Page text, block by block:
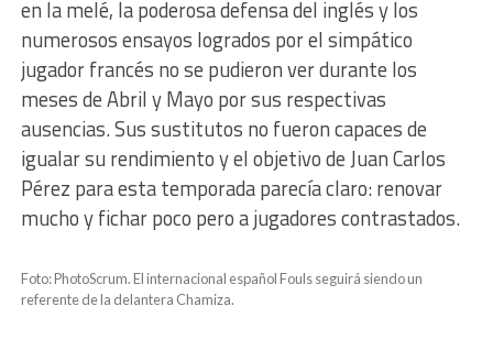
en la melé, la poderosa defensa del inglés y los
numerosos ensayos logrados por el simpático
jugador francés no se pudieron ver durante los
meses de Abril y Mayo por sus respectivas
ausencias. Sus sustitutos no fueron capaces de
igualar su rendimiento y el objetivo de Juan Carlos
Pérez para esta temporada parecía claro: renovar
mucho y fichar poco pero a jugadores contrastados.
Foto: PhotoScrum. El internacional español Fouls seguirá siendo un
referente de la delantera Chamiza.